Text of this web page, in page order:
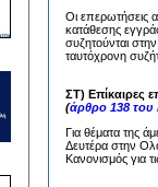
Οι επερωτήσεις
κατάθεσης
συζητούνται
ταυτόχρονη
ΣΤ) Επίκαιρες
(άρθρο 138 του
Για θέματα της
Δευτέρα στην
Κανονισμός για